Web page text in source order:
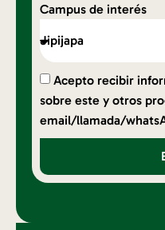
Campus de interés
Acepto recibir
sobre este y otros
email/llamada/